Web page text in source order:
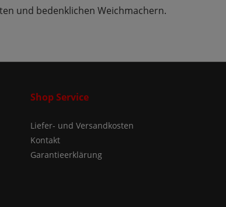
und bedenklichen Weichmachern.
Shop Service
Liefer- und Versandkosten
Kontakt
Garantieerklärung